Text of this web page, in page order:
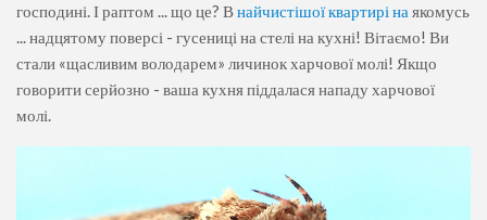
господині. І раптом ... що це? Внайчистішої квартирі на якомусь
... надцятому поверсі - гусениці на стелі на кухні! Вітаємо! Ви
стали «щасливим володарем» личинок харчової молі! Якщо
говорити серйозно - ваша кухня піддалася нападу харчової
молі.